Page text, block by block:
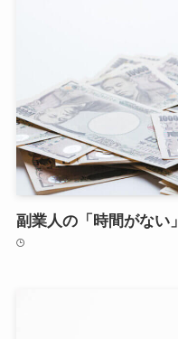
副業人の「時間がない